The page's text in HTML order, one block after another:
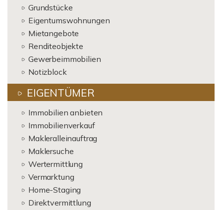
Grundstücke
Eigentumswohnungen
Mietangebote
Renditeobjekte
Gewerbeimmobilien
Notizblock
EIGENTÜMER
Immobilien anbieten
Immobilienverkauf
Makleralleinauftrag
Maklersuche
Wertermittlung
Vermarktung
Home-Staging
Direktvermittlung